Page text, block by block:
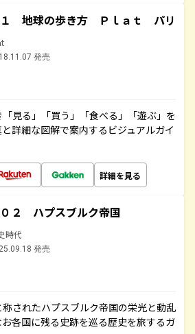
１ 地球の歩き方 Ｐｌａｔ パリ
発売
見る」「買う」「食べる」「遊ぶ」を
詳細な図解で案内するビジュアルガイ
詳細を見る
２ ハプスブルク帝国
時代
発売
称されたハプスブルク帝国の栄光と動乱
各国に残る史跡を巡る歴史を旅するガ